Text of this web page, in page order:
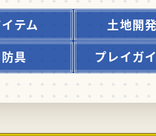
テム 土地開発
防具
プレイガ